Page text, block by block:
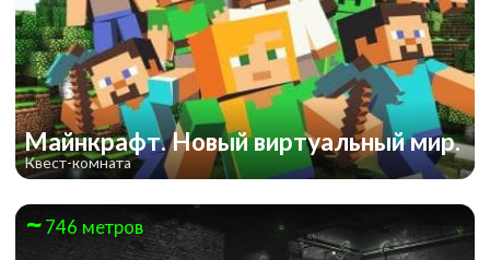
Майнкрафт. Новый виртуальный мир.
Квест-комната
746 метров